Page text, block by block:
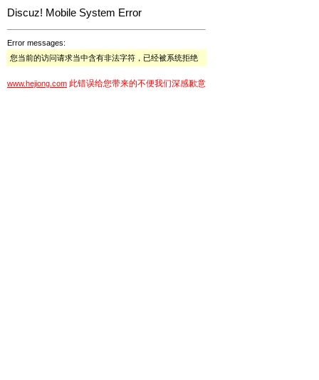
Discuz! Mobile System Error
Error messages:
您当前的访问请求当中含有非法字符，已经被系统拒绝
www.hejiong.com 此错误给您带来的不便我们深感歉意